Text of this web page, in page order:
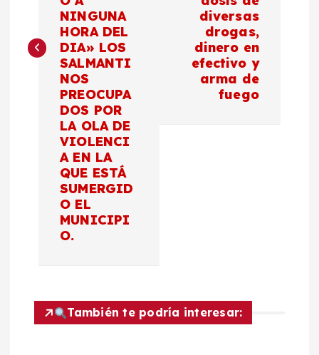
c
n
t
NINGUNA
HORA DEL
DIA» LOS
SALMANTI
NOS
PREOCUPA
DOS POR
LA OLA DE
VIOLENCI
A EN LA
QUE ESTÁ
SUMERGID
O EL
MUNICIPI
O.
diversas
drogas,
dinero en
efectivo y
arma de
fuego
También te podría interesar: